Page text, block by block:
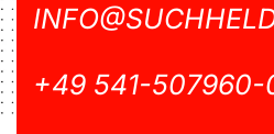
+49 541-507960-